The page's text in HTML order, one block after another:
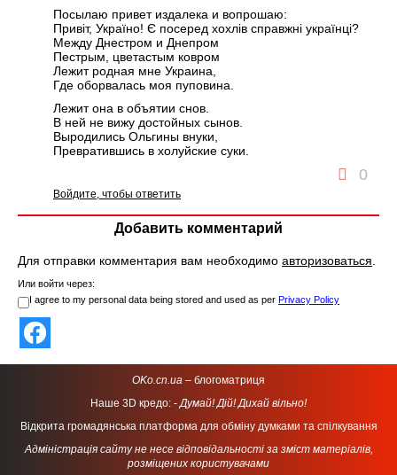
Посылаю привет издалека и вопрошаю:
Привіт, Україно! Є посеред хохлів справжні українці?
Между Днестром и Днепром
Пестрым, цветастым ковром
Лежит родная мне Украина,
Где оборвалась моя пуповина.
Лежит она в объятии снов.
В ней не вижу достойных сынов.
Выродились Ольгины внуки,
Превратившись в холуйские суки.
0
Войдите, чтобы ответить
Добавить комментарий
Для отправки комментария вам необходимо авторизоваться.
Или войти через:
I agree to my personal data being stored and used as per Privacy Policy
OKo.cn.ua – блогоматриця
Наше 3D кредо: -Думай! Дій! Дихай вільно!
Відкрита громадянська платформа для обміну думками та спілкування
Адміністрація сайту не несе відповідальності за зміст матеріалів,
розміщених користувачами